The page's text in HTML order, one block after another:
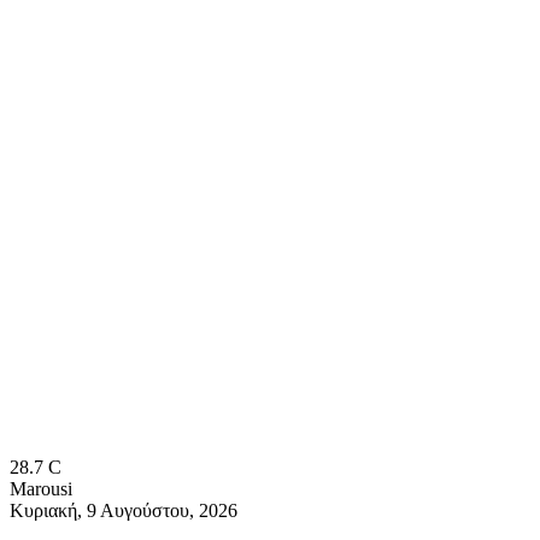
28.7 C
Marousi
Κυριακή, 9 Αυγούστου, 2026